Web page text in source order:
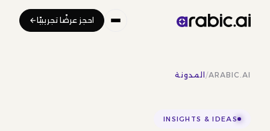
احجز عرضًا تجريبيًا
ARABIC.AI
/المدونة
INSIGHTS & IDEAS